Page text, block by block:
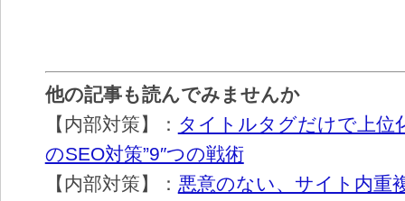
他の記事も読んでみませんか
【内部対策】： タイトルタグだけで上位
のSEO対策”9″つの戦術
【内部対策】： 悪意のない、サイト内重